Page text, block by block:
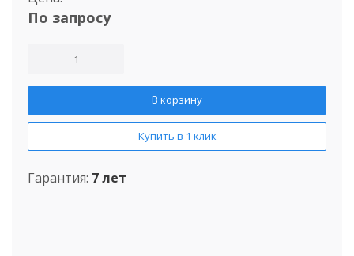
По запросу
В корзину
Купить в 1 клик
Гарантия: 7 лет